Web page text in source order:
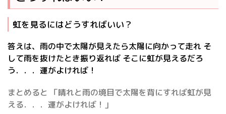
虹を見るにはどうすればいい？
答えは、雨の中で太陽が見えたら太陽に向かって走れ そ
して雨を抜けたとき振り返れば そこに虹が見えるだろ
う．．．運がよければ！
まとめると 「晴れと雨の境目で太陽を背にすれば虹が見
える．．．運がよければ！」